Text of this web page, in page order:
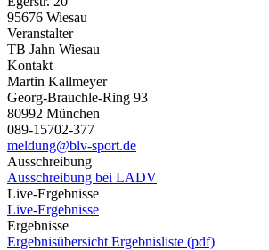
95676 Wiesau
Veranstalter
TB Jahn Wiesau
Kontakt
Martin Kallmeyer
Georg-Brauchle-Ring 93
80992 München
089-15702-377
meldung@blv-sport.de
Ausschreibung
Ausschreibung bei LADV
Live-Ergebnisse
Live-Ergebnisse
Ergebnisse
Ergebnisübersicht Ergebnisliste (pdf)